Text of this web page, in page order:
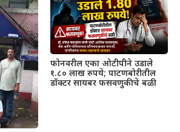
फोनवरील एका ओटीपीने उडाले
१.८० लाख रुपये; पाटणबोरीतील
डॉक्टर सायबर फसवणुकीचे बळी